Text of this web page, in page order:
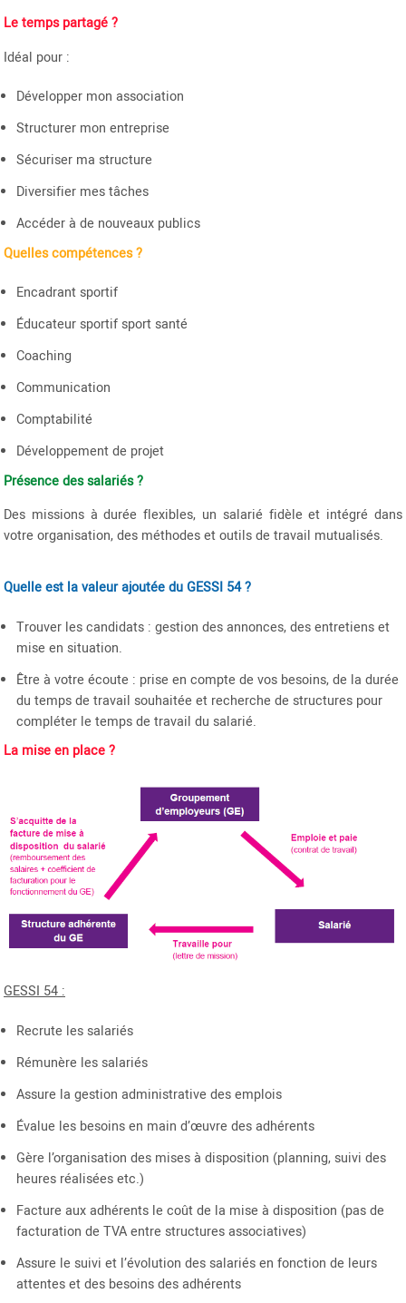
Le temps partagé ?
Idéal pour :
Développer mon association
Structurer mon entreprise
Sécuriser ma structure
Diversifier mes tâches
Accéder à de nouveaux publics
Quelles compétences ?
Encadrant sportif
Éducateur sportif sport santé
Coaching
Communication
Comptabilité
Développement de projet
Présence des salariés ?
Des missions à durée flexibles, un salarié fidèle et intégré dans
votre organisation, des méthodes et outils de travail mutualisés.
Quelle est la valeur ajoutée du GESSI 54 ?
Trouver les candidats : gestion des annonces, des entretiens et
mise en situation.
Être à votre écoute : prise en compte de vos besoins, de la durée
du temps de travail souhaitée et recherche de structures pour
compléter le temps de travail du salarié.
La mise en place ?
GESSI 54 :
Recrute les salariés
Rémunère les salariés
Assure la gestion administrative des emplois
Évalue les besoins en main d’œuvre des adhérents
Gère l’organisation des mises à disposition (planning, suivi des
heures réalisées etc.)
Facture aux adhérents le coût de la mise à disposition (pas de
facturation de TVA entre structures associatives)
Assure le suivi et l’évolution des salariés en fonction de leurs
attentes et des besoins des adhérents